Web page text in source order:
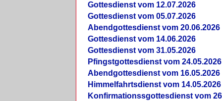
Gottesdienst vom 12.07.2026
Gottesdienst vom 05.07.2026
Abendgottesdienst vom 20.06.2026
Gottesdienst vom 14.06.2026
Gottesdienst vom 31.05.2026
Pfingstgottesdienst vom 24.05.2026
Abendgottesdienst vom 16.05.2026
Himmelfahrtsdienst vom 14.05.2026
Konfirmationssgottesdienst vom